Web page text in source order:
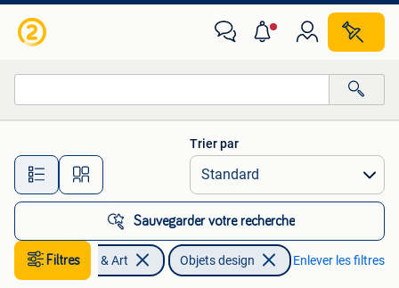
Toutes les distances…
Trier par
Sauvegarder votre recherche
Filtres
Antiquités & Art Objets design Enlever les filtres